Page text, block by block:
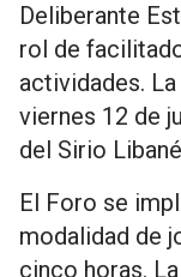
Deliberante
rol de
actividades.
viernes 12 de
del Sirio
El Foro se
modalidad de
cinco horas.